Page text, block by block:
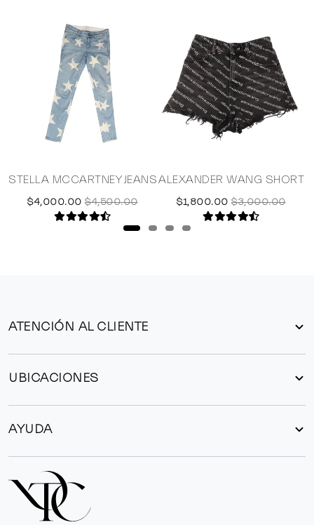
STELLA MCCARTNEY JEANS
$4,000.00 $4,500.00
ALEXANDER WANG SHORT
$1,800.00 $3,000.00
ATENCIÓN AL CLIENTE
UBICACIONES
AYUDA